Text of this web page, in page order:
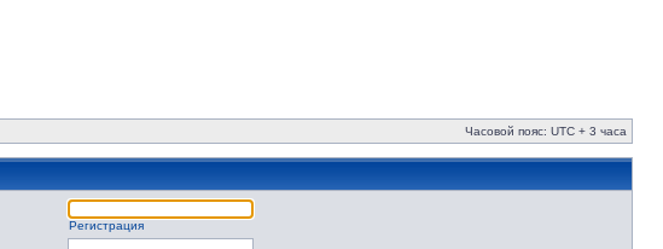
Часовой пояс: UTC + 3 часа
Регистрация